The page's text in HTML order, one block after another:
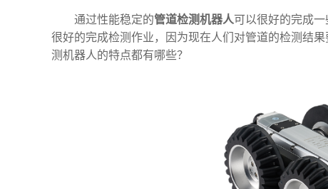
通过性能稳定的管道检测机器人可以很好的完成
很好的完成检测作业，因为现在人们对管道的检测结
测机器人的特点都有哪些？